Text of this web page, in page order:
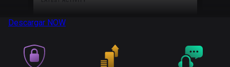
Descargar NOW